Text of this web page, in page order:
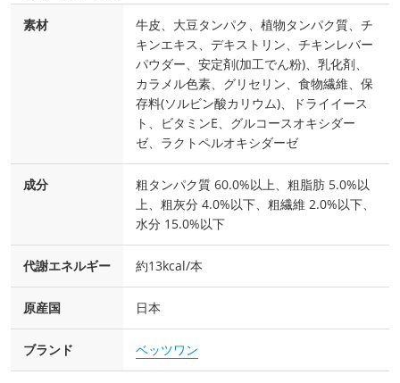
素材
牛皮、大豆タンパク、植物タンパク質、チ
キンエキス、デキストリン、チキンレバー
パウダー、安定剤(加工でん粉)、乳化剤、
カラメル色素、グリセリン、食物繊維、保
存料(ソルビン酸カリウム)、ドライイース
ト、ビタミンE、グルコースオキシダー
ゼ、ラクトペルオキシダーゼ
成分
粗タンパク質 60.0%以上、粗脂肪 5.0%以
上、粗灰分 4.0%以下、粗繊維 2.0%以下、
水分 15.0%以下
代謝エネルギー 約13kcal/本
原産国 日本
ブランド ベッツワン